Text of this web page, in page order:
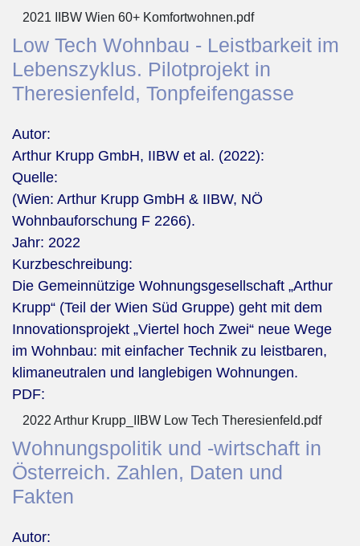
2021 IIBW Wien 60+ Komfortwohnen.pdf
Low Tech Wohnbau - Leistbarkeit im
Lebenszyklus. Pilotprojekt in
Theresienfeld, Tonpfeifengasse
Autor:
Arthur Krupp GmbH, IIBW et al. (2022):
Quelle:
(Wien: Arthur Krupp GmbH & IIBW, NÖ
Wohnbauforschung F 2266).
Jahr: 2022
Kurzbeschreibung:
Die Gemeinnützige Wohnungsgesellschaft „Arthur
Krupp“ (Teil der Wien Süd Gruppe) geht mit dem
Innovationsprojekt „Viertel hoch Zwei“ neue Wege
im Wohnbau: mit einfacher Technik zu leistbaren,
klimaneutralen und langlebigen Wohnungen.
PDF:
2022 Arthur Krupp_IIBW Low Tech Theresienfeld.pdf
Wohnungspolitik und -wirtschaft in
Österreich. Zahlen, Daten und
Fakten
Autor: